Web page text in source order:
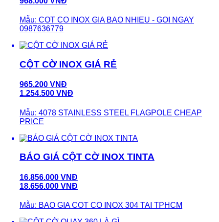
Mẫu: COT CO INOX GIA BAO NHIEU - GOI NGAY
0987636779
CỘT CỜ INOX GIÁ RẺ
965.200 VNĐ
1.254.500 VNĐ
Mẫu: 4078 STAINLESS STEEL FLAGPOLE CHEAP
PRICE
BÁO GIÁ CỘT CỜ INOX TINTA
16.856.000 VNĐ
18.656.000 VNĐ
Mẫu: BAO GIA COT CO INOX 304 TAI TPHCM